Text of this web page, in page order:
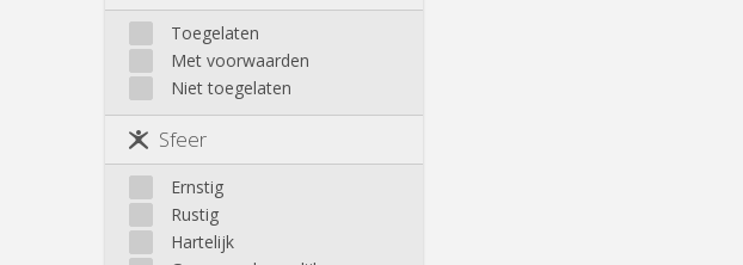
L'Hocaille
La Baraque
Lauzelle
Les Bruyères
Genappe
Mont-Saint-Guibert
Nivelles
Ottignies
Rixensart
Walhain
Wavre
Buiten Louvain-La-Neuve
Toegelaten
Met voorwaarden
Niet toegelaten
Sfeer
Ernstig
Rustig
Hartelijk